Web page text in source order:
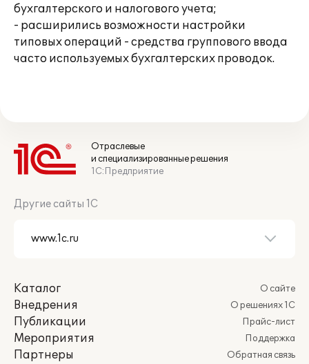
бухгалтерского и налогового учета;
- расширились возможности настройки
типовых операций - средства группового ввода
часто используемых бухгалтерских проводок.
Отраслевые
и специализированные решения
1С:Предприятие
Другие сайты 1С
Каталог
Внедрения
Публикации
Мероприятия
Партнеры
О сайте
О решениях 1С
Прайс-лист
Поддержка
Обратная связь